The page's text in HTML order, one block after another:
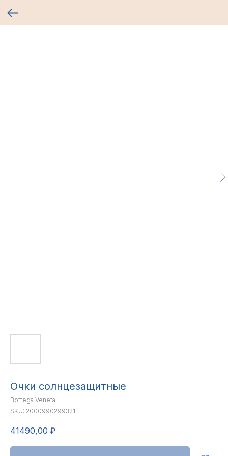
Очки солнцезащитные
Bottega Veneta
SKU: 2000990299321
41490,00 ₽